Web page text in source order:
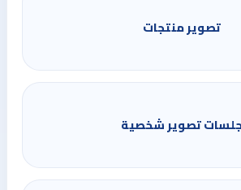
تصوير منتجات
تصوير شخصية